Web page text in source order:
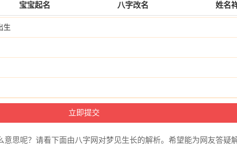
宝宝起名 八字改名 姓名
生
意思呢？请看下面由八字网对梦见生长的解析。希望能为网友答疑